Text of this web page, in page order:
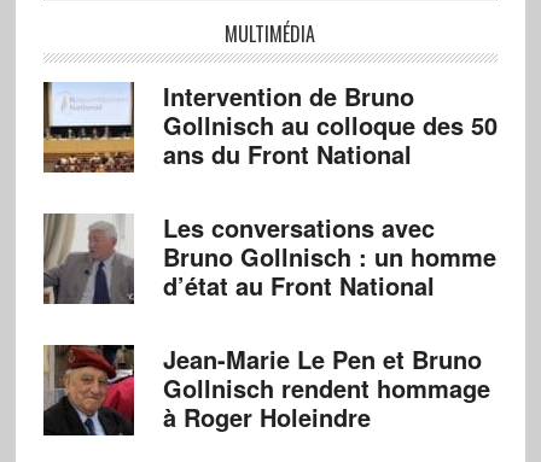
MULTIMÉDIA
Intervention de Bruno
Gollnisch au colloque des 50
ans du Front National
Les conversations avec
Bruno Gollnisch : un homme
d’état au Front National
Jean-Marie Le Pen et Bruno
Gollnisch rendent hommage
à Roger Holeindre